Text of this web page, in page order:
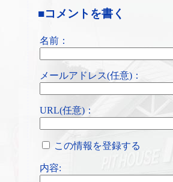
■コメントを書く
名前：
メールアドレス(任意)：
URL(任意)：
この情報を登録する
内容: